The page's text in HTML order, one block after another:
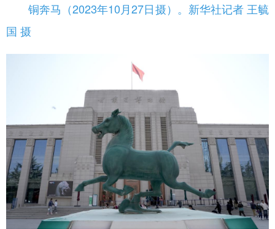
铜奔马（2023年10月27日摄）。新华社记者 王毓
国 摄